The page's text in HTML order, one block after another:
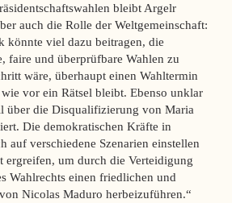
bleibt Argelr
auch die Rolle der Weltgemeinschaft:
könnte viel dazu beitragen, die
faire und überprüfbare Wahlen zu
wäre, überhaupt einen Wahltermin
vor ein Rätsel bleibt. Ebenso unklar
über die Disqualifizierung von Maria
Die demokratischen Kräfte in
auf verschiedene Szenarien einstellen
ergreifen, um durch die Verteidigung
Wahlrechts einen friedlichen und
Nicolas Maduro herbeizuführen.“